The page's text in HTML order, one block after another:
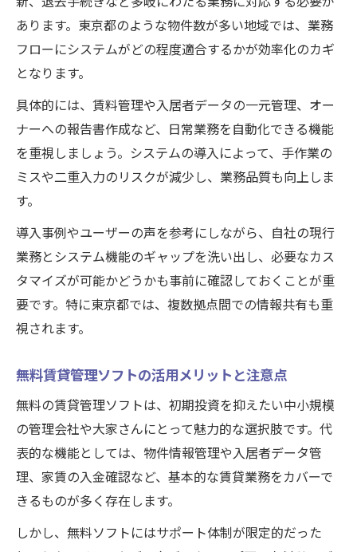
あります。東京都のような物件数が多い地域では、業務
フローにシステムがどの程度適合するかが効率化のカギ
となります。
具体的には、賃料管理や入居者データの一元管理、オー
ナーへの報告書作成など、日常業務を自動化できる機能
を重視しましょう。システムの導入によって、手作業の
ミスや二重入力のリスクが減少し、業務品質も向上しま
す。
導入事例やユーザーの声を参考にしながら、自社の現行
業務とシステム機能のギャップを洗い出し、必要なカス
タマイズが可能かどうかも事前に確認しておくことが重
要です。特に東京都では、複数拠点間での情報共有も重
視されます。
無料賃貸管理ソフトの活用メリットと注意点
無料の賃貸管理ソフトは、初期投資を抑えたい中小規模
の管理会社や大家さんにとって魅力的な選択肢です。代
表的な機能としては、物件情報管理や入居者データ管
理、家賃の入金確認など、基本的な賃貸業務をカバーで
きるものが多く存在します。
しかし、無料ソフトにはサポート体制が限定的だった